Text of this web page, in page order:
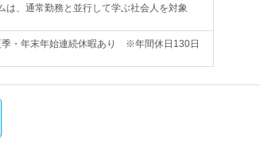
、通常勤務と並行して学ぶ社会人を対象
季・年末年始連続休暇あり ※年間休日130日